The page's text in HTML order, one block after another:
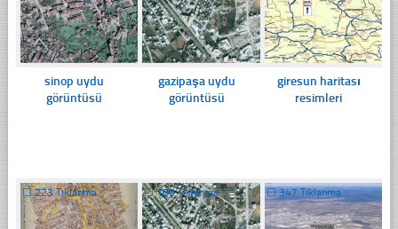
sinop uydu
görüntüsü
gazipaşa uydu
görüntüsü
giresun haritası
resimleri
☐223 Tıklanma ☐189 Tıklanma ☐347 Tıklanma